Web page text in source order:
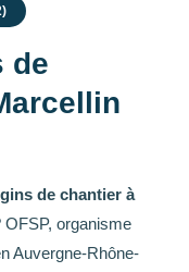
de
de chantier à
organisme
Auvergne-Rhône-